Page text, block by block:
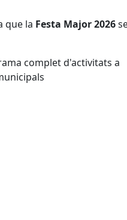
que la Festa Major 2026
complet d'activitats a